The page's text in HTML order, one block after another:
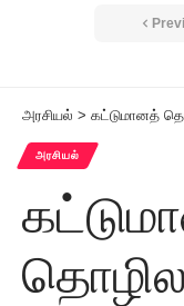
அரசியல் > கட்டுமானத்
அரசியல்